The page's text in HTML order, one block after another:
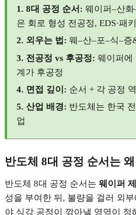
1. 8대 공정 순서 : 웨이퍼–산화
은 회로 형성 전공정, EDS·패
2. 외우는 법 : 웨 –산–포–식–증
3. 전공정 vs 후공정: 웨이퍼에
계가 후공정
4. 면접 깊이 : 순서 + 각 공정
5. 산업 배경: 반도체는 한국
업
반도체 8대 공정 순서는
반도체 8대 공정 순서는 웨이퍼
성을 부여한 뒤 , 불량을 걸러 외
야 식각 공정이 깎아낼 영역이 정